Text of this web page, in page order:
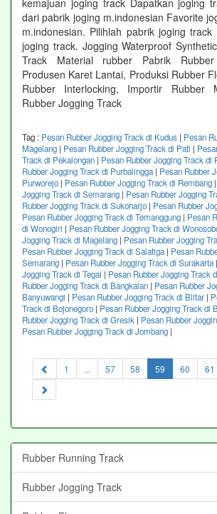
kemajuan joging track Dapatkan joging
dari pabrik joging m.indonesian Favorite
m.indonesian. Pilihlah pabrik joging track
joging track. Jogging Waterproof
Track Material rubber Pabrik
Produsen Karet Lantai, Produksi Rubber
Rubber Interlocking, Importir Rubber
Rubber Jogging Track
Tag : Pesan Rubber Jogging Track di Kudus | Pesan
Magelang | Pesan Rubber Jogging Track di Pati |
Track di Pekalongan | Pesan Rubber Jogging Track di
Rubber Jogging Track di Purbalingga| Pesan Rubber
Purworejo | Pesan Rubber Jogging Track di Rembang |
Jogging Track di Semarang | Pesan Rubber Jogging
Rubber Jogging Track di Sukoharjo | Pesan Rubber
Pesan Rubber Jogging Track di Temanggung | Pesan
di Wonogiri | Pesan Rubber Jogging Track di
Jogging Track di Magelang | Pesan Rubber Jogging
Pesan Rubber Jogging Track di Salatiga| Pesan
Semarang | Pesan Rubber Jogging Track di Surakarta|
Jogging Track di Tegal | Pesan Rubber Jogging Track
Rubber Jogging Track di Bangkalan | Pesan Rubber
Banyuwangi | Pesan Rubber Jogging Track di Blitar |
Track di Bojonegoro | Pesan Rubber Jogging Track di
Rubber Jogging Track di Gresik | Pesan Rubber
Pesan Rubber Jogging Track di Jombang |
1 ... 57 58 59 (current)
60 61
Rubber Running Track
Rubber Jogging Track